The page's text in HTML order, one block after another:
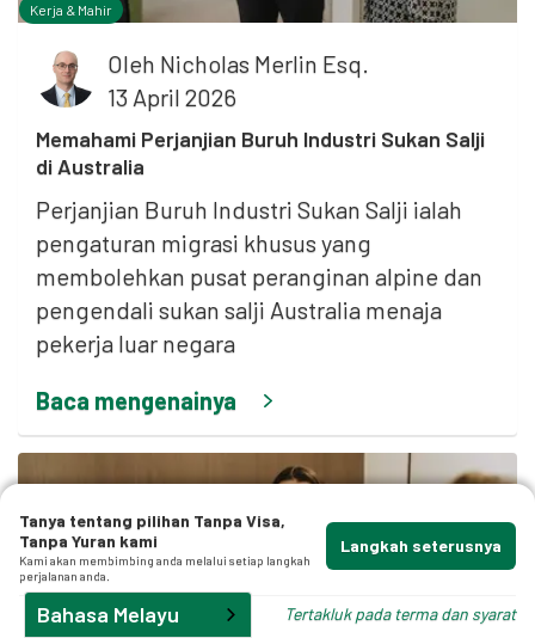
Kerja & Mahir
Oleh Nicholas Merlin Esq.
13 April 2026
Memahami Perjanjian Buruh Industri Sukan Salji
di Australia
Perjanjian Buruh Industri Sukan Salji ialah
pengaturan migrasi khusus yang
membolehkan pusat peranginan alpine dan
pengendali sukan salji Australia menaja
pekerja luar negara
Baca mengenainya
Tanya tentang pilihan Tanpa Visa,
Tanpa Yuran kami
Kami akan membimbing anda melalui setiap langkah
perjalanan anda.
Langkah seterusnya
Tertakluk pada terma dan syarat
Bahasa Melayu